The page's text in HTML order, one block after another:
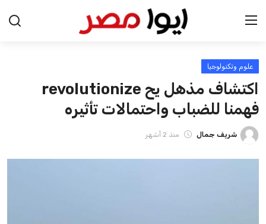
الرئيسية
اخبار مصر
عرب وعالم
علوم وتكنولوجيا
اكتشاف مذهل يح revolutionize
فهمنا للضباب واحتمالات تأثيره
شريف جمال منذ 2 أشهر